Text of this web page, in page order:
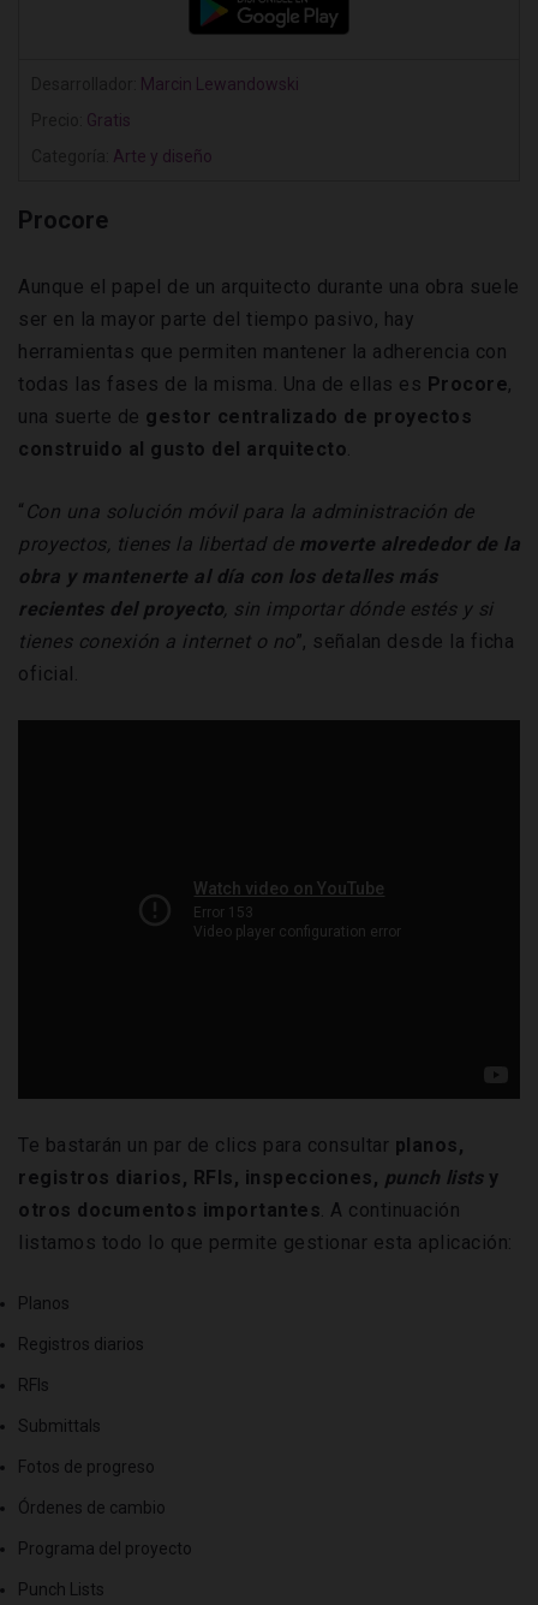
Marcin Lewandowski
Gratis
Arte y diseño
Procore
Aunque el papel de un arquitecto durante una obra suele
ser en la mayor parte del tiempo pasivo, hay
herramientas que permiten mantener la adherencia con
todas las fases de la misma. Una de ellas es Procore,
una suerte de gestor centralizado de proyectos
construido al gusto del arquitecto.
“ Con una solución móvil para la administración de
proyectos, tienes la libertad de moverte alrededor de la
obra y mantenerte al día con los detalles más
recientes del proyecto, sin importar dónde estés y si
tienes conexión a internet o no”, señalan desde la ficha
oficial.
Te bastarán un par de clics para consultar planos,
registros diarios, RFIs, inspecciones, punch listsy
otros documentos importantes. A continuación
listamos todo lo que permite gestionar esta aplicación:
Planos
Registros diarios
RFIs
Submittals
Fotos de progreso
Órdenes de cambio
Programa del proyecto
Punch Lists